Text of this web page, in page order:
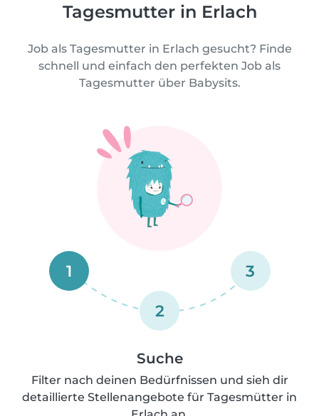
Tagesmutter in Erlach
Job als Tagesmutter in Erlach gesucht? Finde
schnell und einfach den perfekten Job als
Tagesmutter über Babysits.
1
2
3
Suche
Filter nach deinen Bedürfnissen und sieh dir
detaillierte Stellenangebote für Tagesmütter in